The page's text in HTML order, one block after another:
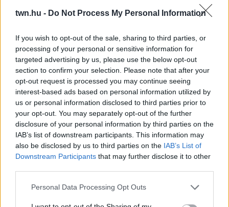
twn.hu - Do Not Process My Personal Information
If you wish to opt-out of the sale, sharing to third parties, or
processing of your personal or sensitive information for
targeted advertising by us, please use the below opt-out
section to confirm your selection. Please note that after your
opt-out request is processed you may continue seeing
interest-based ads based on personal information utilized by
us or personal information disclosed to third parties prior to
your opt-out. You may separately opt-out of the further
disclosure of your personal information by third parties on the
IAB’s list of downstream participants. This information may
also be disclosed by us to third parties on the IAB’s List of
Downstream Participants that may further disclose it to other
Please note that this website/app uses one or more Google
Personal Data Processing Opt Outs
24 ÓRA LEGFRISSEBB HÍREI
tegnap
EGYRE TÖBB EMBERNÉL
JELENTKEZIK EZ A HIÁNYÁLLAPOT –
AZ ELSŐ JELEK SZINTE
ÉSZREVEHETETLENEK
Nálad is felléphet
08. 07.
HA EZT ÉRZED EVÉS UTÁN, A
SZERVEZETED FONTOS DOLOGRA
PRÓBÁL FIGYELMEZTETNI
Figyelj a jelekre!
08. 06.
ORVOS FIGYELMEZTET: EZT
AZ APRÓ REGGELI TÜNETET NE
Fontos!